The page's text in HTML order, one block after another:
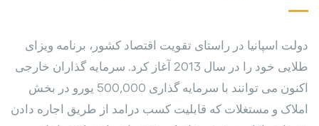
دولت اسپانیا در راستای تقویت اقتصاد کشور، برنامه ویزای
طلایی خود را در سال 2013 آغاز کرد. سرمایه گذاران خارجی
اکنون می توانند با سرمایه گذاری 500,000 یورو در بخش
املاک و مستغلات که قابلیت کسب درامد از طریق اجاره دادن